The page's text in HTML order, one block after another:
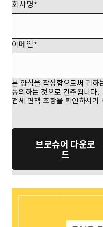
회사명
이메일
본 양식을 작성함으로써 귀하
동의하는 것으로 간주됩니다.
전체 면책 조항을 확인하시기